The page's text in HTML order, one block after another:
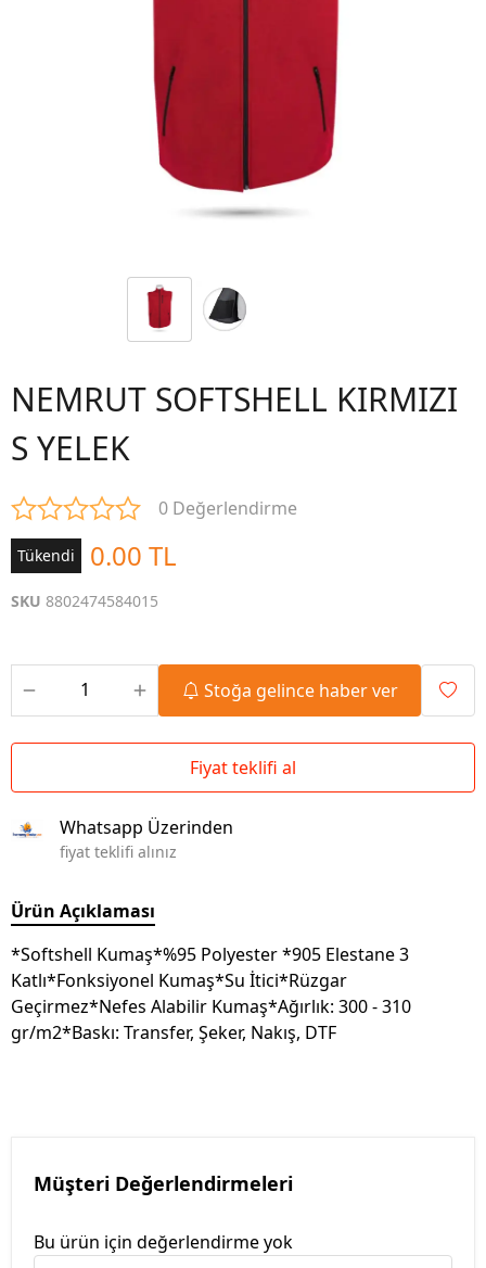
NEMRUT SOFTSHELL KIRMIZI
S YELEK
0 Değerlendirme
Tükendi 0.00 TL
SKU 8802474584015
Stoğa gelince haber ver
Fiyat teklifi al
Whatsapp Üzerinden
fiyat teklifi alınız
Ürün Açıklaması
*Softshell Kumaş*%95 Polyester *905 Elestane 3
Katlı*Fonksiyonel Kumaş*Su İtici*Rüzgar
Geçirmez*Nefes Alabilir Kumaş*Ağırlık: 300 - 310
gr/m2*Baskı: Transfer, Şeker, Nakış, DTF
Müşteri Değerlendirmeleri
Bu ürün için değerlendirme yok